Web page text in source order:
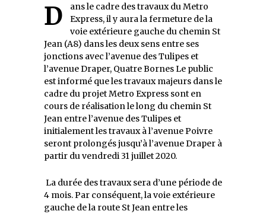
Dans le cadre des travaux du Metro
Express, il y aura la fermeture de la
voie extérieure gauche du chemin St
Jean (A8) dans les deux sens entre ses
jonctions avec l’avenue des Tulipes et
l’avenue Draper, Quatre Bornes Le public
est informé que les travaux majeurs dans le
cadre du projet Metro Express sont en
cours de réalisation le long du chemin St
Jean entre l’avenue des Tulipes et
initialement les travaux à l’avenue Poivre
seront prolongés jusqu’à l’avenue Draper à
partir du vendredi 31 juillet 2020.
La durée des travaux sera d’une période de
4 mois. Par conséquent, la voie extérieure
gauche de la route St Jean entre les